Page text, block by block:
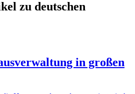
zu deutschen
in großen